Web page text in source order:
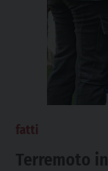
fatti
Terremoto